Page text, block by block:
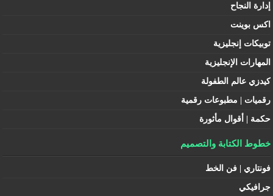
إدارة النجاح
اكس بوينت
توبيكات إنجليزية
المهارات الإنجليزية
كيدزي عالم الطفولة
رقميات | مطبوعات رقمية
حكمة | أقوال مأثورة
خطوط الكتابة والتصميم
فونتاري | فن الخط
جرافيكي